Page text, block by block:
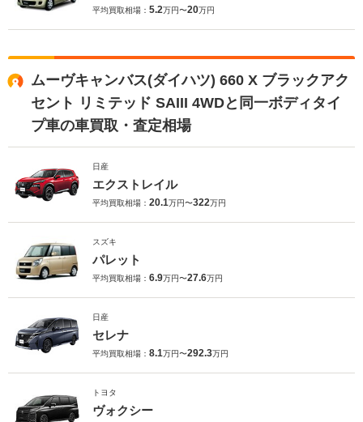
平均買取相場： 5.2万円〜20万円
ムーヴキャンバス(ダイハツ) 660 X ブラックアク
セント リミテッド SAIII 4WDと同一ボディタイ
プ車の車買取・査定相場
日産
エクストレイル
平均買取相場： 20.1万円〜322万円
スズキ
パレット
平均買取相場： 6.9万円〜27.6万円
日産
セレナ
平均買取相場： 8.1万円〜292.3万円
トヨタ
ヴォクシー